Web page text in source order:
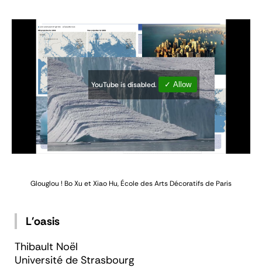
YouTube is disabled. ✓ Allow
Glouglou ! Bo Xu et Xiao Hu, École des Arts Décoratifs de Paris
L'oasis
Thibault Noël
Université de Strasbourg